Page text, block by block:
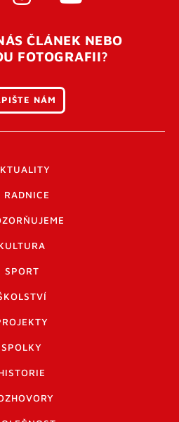
ČLÁNEK NEBO
FOTOGRAFII?
NÁM
RADNICE
SPORT
SPOLKY